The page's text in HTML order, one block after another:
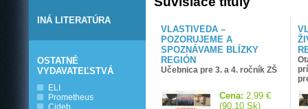
INÁ LITERATÚRA
OSTATNÉ
VYDAVATEĽSTVÁ
ELI
Prometheus
Cideb
VLASTIVEDA –
POZORUJEME A
SPOZNÁVAME BLÍZKY
REGIÓN
Učebnica pre 3. a 4. ročník ZŠ
Cena: 2,99 €
(90,10 Sk)